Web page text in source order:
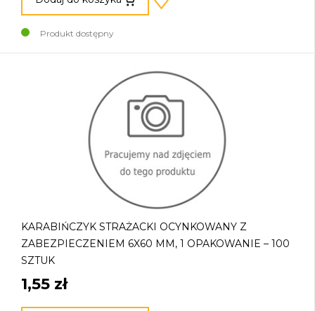
Produkt dostępny
KARABIŃCZYK STRAŻACKI OCYNKOWANY Z
ZABEZPIECZENIEM 6X60 MM, 1 OPAKOWANIE – 100
SZTUK
1,55 zł